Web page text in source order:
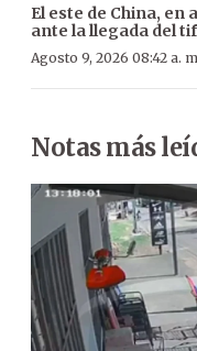
El este de China, en
ante la llegada del
Agosto 9, 2026 08:42 a.
Notas más